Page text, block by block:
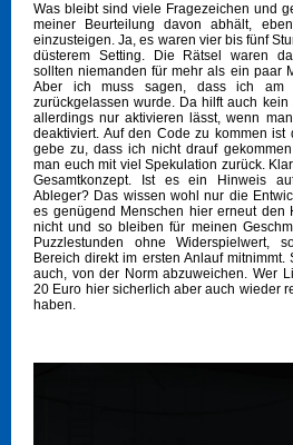
Was bleibt sind viele Fragezeichen und
meiner Beurteilung davon abhält,
einzusteigen. Ja, es waren vier bis fünf
düsterem Setting. Die Rätsel waren
sollten niemanden für mehr als ein paar
Aber ich muss sagen, dass ich am
zurückgelassen wurde. Da hilft auch
allerdings nur aktivieren lässt, wenn
deaktiviert. Auf den Code zu kommen
gebe zu, dass ich nicht drauf
man euch mit viel Spekulation zurück.
Gesamtkonzept. Ist es ein Hinweis
Ableger? Das wissen wohl nur die
es genügend Menschen hier erneut den
nicht und so bleiben für meinen
Puzzlestunden ohne Widerspielwert,
Bereich direkt im ersten Anlauf
auch, von der Norm abzuweichen. Wer
20 Euro hier sicherlich aber auch wieder
haben.